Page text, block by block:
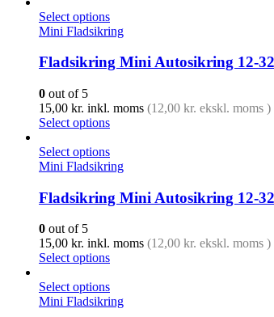
Select options
Mini Fladsikring
Fladsikring Mini Autosikring 12-
0 out of 5
15,00 kr. inkl. moms (12,00 kr. ekskl. moms )
Select options
Select options
Mini Fladsikring
Fladsikring Mini Autosikring 12-
0 out of 5
15,00 kr. inkl. moms (12,00 kr. ekskl. moms )
Select options
Select options
Mini Fladsikring